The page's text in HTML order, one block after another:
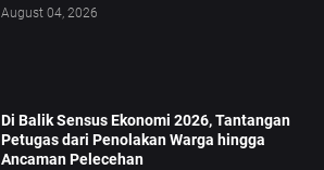
August 04, 2026
Di Balik Sensus Ekonomi 2026, Tantangan
Petugas dari Penolakan Warga hingga
Ancaman Pelecehan